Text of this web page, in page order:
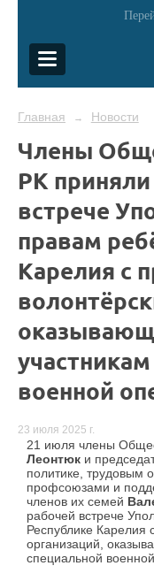
Главная → Новости
Члены
РК приняли
встрече
правам
Карелия с
военной
23 июля 2025 г.
21 июля члены
Леонтюк и
политике, трудовым
профсоюзами и
членов их семей
рабочей встрече
Республике Карелия
организаций,
специальной